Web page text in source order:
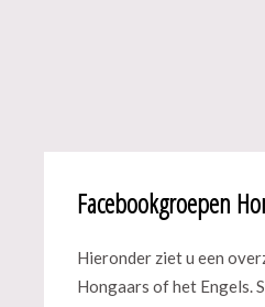
Facebookgroepen
Hieronder ziet u een
Hongaars of het Engels.